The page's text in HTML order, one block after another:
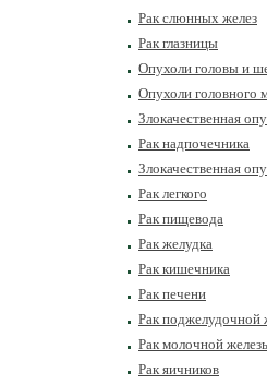
Рак слюнных желез
Рак глазницы
Опухоли головы и
Опухоли головного
Злокачественная
Рак надпочечника
Злокачественная
Рак легкого
Рак пищевода
Рак желудка
Рак кишечника
Рак печени
Рак поджелудочной
Рак молочной
Рак яичников